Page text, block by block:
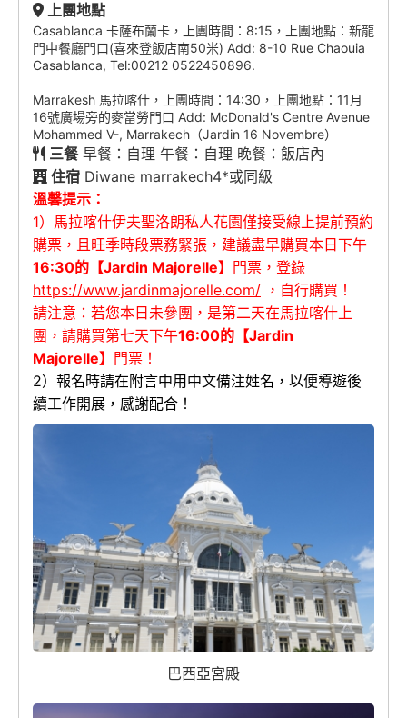
上團地點
Casablanca 卡薩布蘭卡，上團時間：8:15，上團地點：新龍
門中餐廳門口(喜來登飯店南50米) Add: 8-10 Rue Chaouia
Casablanca, Tel:00212 0522450896.
Marrakesh 馬拉喀什，上團時間：14:30，上團地點：11月
16號廣場旁的麥當勞門口 Add: McDonald's Centre Avenue
Mohammed V-, Marrakech（Jardin 16 Novembre）
三餐早餐：自理 午餐：自理 晚餐：飯店內
住宿 Diwane marrakech4*或同級
溫馨提示：
1）馬拉喀什伊夫聖洛朗私人花園僅接受線上提前預約
購票，且旺季時段票務緊張，建議盡早購買本日下午
16:30的【Jardin Majorelle】 門票，登錄
https://www.jardinmajorelle.com/ ，自行購買！
請注意：若您本日未參團，是第二天在馬拉喀什上
團，請購買第七天下午16:00的【Jardin
Majorelle】 門票！
2）報名時請在附言中用中文備注姓名，以便導遊後
續工作開展，感謝配合！
巴西亞宮殿